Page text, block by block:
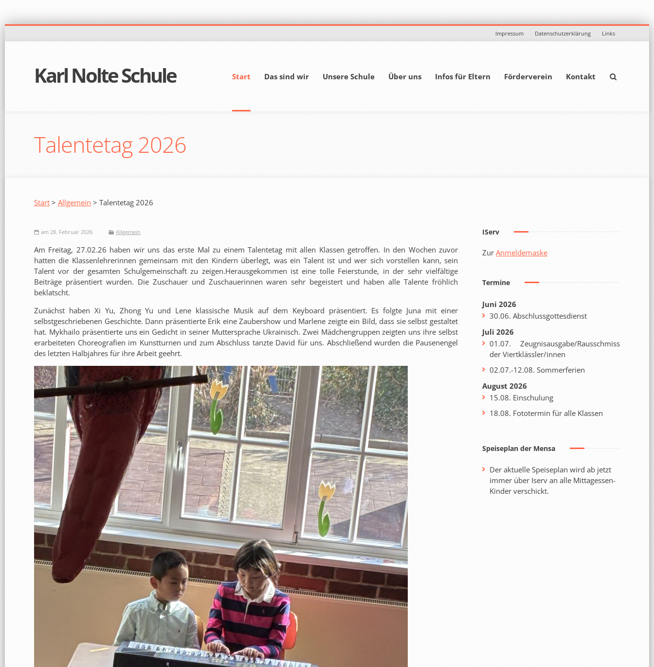
Impressum Datenschutzerklärung Links
Karl Nolte Schule Start Das sind wir Unsere Schule Über uns Infos für Eltern Förderverein Kontakt
Talentetag 2026
Start > Allgemein > Talentetag 2026
am 28. Februar 2026 Allgemein
Am Freitag, 27.02.26 haben wir uns das erste Mal zu einem Talentetag mit allen Klassen getroffen. In den Wochen zuvor
hatten die Klassenlehrerinnen gemeinsam mit den Kindern überlegt, was ein Talent ist und wer sich vorstellen kann, sein
Talent vor der gesamten Schulgemeinschaft zu zeigen.Herausgekommen ist eine tolle Feierstunde, in der sehr vielfältige
Beiträge präsentiert wurden. Die Zuschauer und Zuschauerinnen waren sehr begeistert und haben alle Talente fröhlich
beklatscht.
Zunächst haben Xi Yu, Zhong Yu und Lene klassische Musik auf dem Keyboard präsentiert. Es folgte Juna mit einer
selbstgeschriebenen Geschichte. Dann präsentierte Erik eine Zaubershow und Marlene zeigte ein Bild, dass sie selbst gestaltet
hat. Mykhailo präsentierte uns ein Gedicht in seiner Muttersprache Ukrainisch. Zwei Mädchengruppen zeigten uns ihre selbst
erarbeiteten Choreografien im Kunstturnen und zum Abschluss tanzte David für uns. Abschließend wurden die Pausenengel
des letzten Halbjahres für ihre Arbeit geehrt.
IServ
ZurAnmeldemaske
Termine
Juni 2026
30.06. Abschlussgottesdienst
Juli 2026
01.07. Zeugnisausgabe/Rausschmiss
der Viertklässler/innen
02.07.-12.08. Sommerferien
August 2026
15.08. Einschulung
18.08. Fototermin für alle Klassen
Speiseplan der Mensa
Der aktuelle Speiseplan wird ab jetzt
immer über Iserv an alle Mittagessen-
Kinder verschickt.